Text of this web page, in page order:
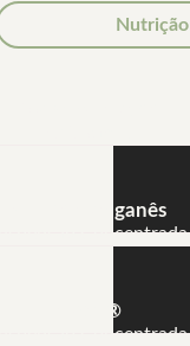
Nutrição
NHT® Manganês
Concentrada
Métis®
Concentrada